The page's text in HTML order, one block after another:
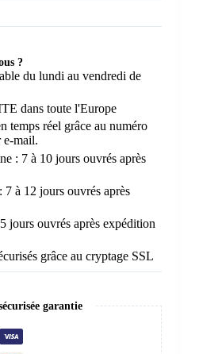
?
du lundi au vendredi de
dans toute l'Europe
temps réel grâce au numéro
e-mail.
: 7 à 10 jours ouvrés après
à 12 jours ouvrés après
jours ouvrés après expédition
grâce au cryptage SSL
garantie